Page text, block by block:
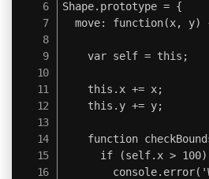
Shape.prototype = {
move: function(x, y)
    var self = this;
    this.x += x;
    this.y += y;
function
if (self.x > 100)